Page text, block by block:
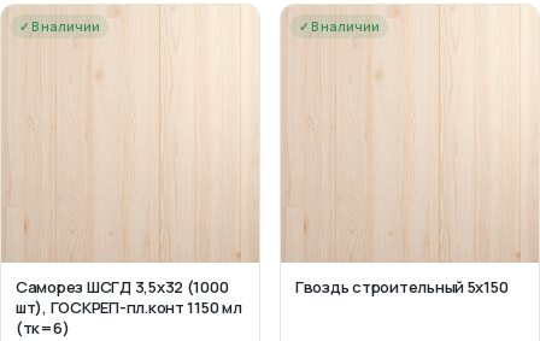
✓ В наличии
Саморез ШСГД 3,5х32 (1000
шт), ГОСКРЕП-пл.конт 1150 мл
(тк=6)
✓ В наличии
Гвоздь строительный 5х150